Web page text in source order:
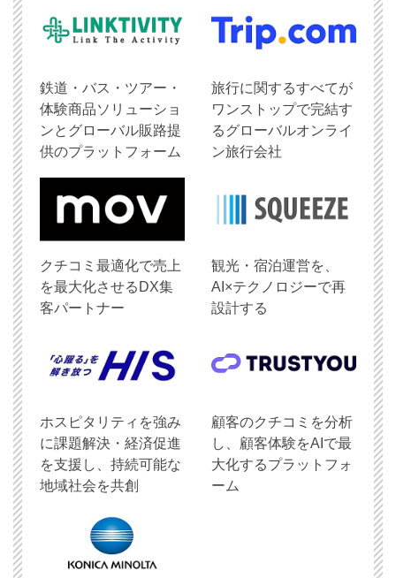
鉄道・バス・ツアー・
体験商品ソリューショ
ンとグローバル販路提
供のプラットフォーム
旅行に関するすべてが
ワンストップで完結す
るグローバルオンライ
ン旅行会社
クチコミ最適化で売上
を最大化させるDX集
客パートナー
観光・宿泊運営を、
AI×テクノロジーで再
設計する
ホスピタリティを強み
に課題解決・経済促進
を支援し、持続可能な
地域社会を共創
顧客のクチコミを分析
し、顧客体験をAIで最
大化するプラットフォ
ーム